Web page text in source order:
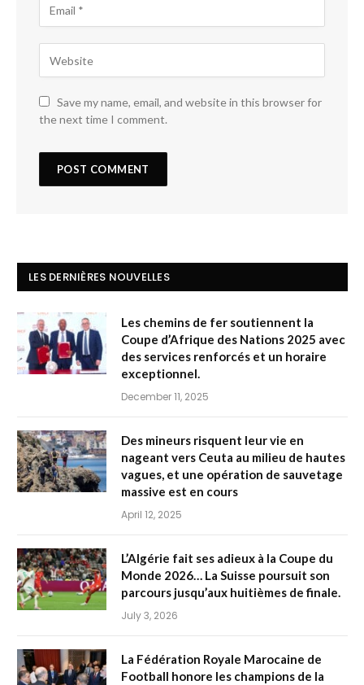
Save my name, email, and website in this browser for
the next time I comment.
LES DERNIÈRES NOUVELLES
Les chemins de fer soutiennent la
Coupe d’Afrique des Nations 2025 avec
des services renforcés et un horaire
exceptionnel.
December 11, 2025
Des mineurs risquent leur vie en
nageant vers Ceuta au milieu de hautes
vagues, et une opération de sauvetage
massive est en cours
April 12, 2025
L’Algérie fait ses adieux à la Coupe du
Monde 2026… La Suisse poursuit son
parcours jusqu’aux huitièmes de finale.
July 3, 2026
La Fédération Royale Marocaine de
Football honore les champions de la